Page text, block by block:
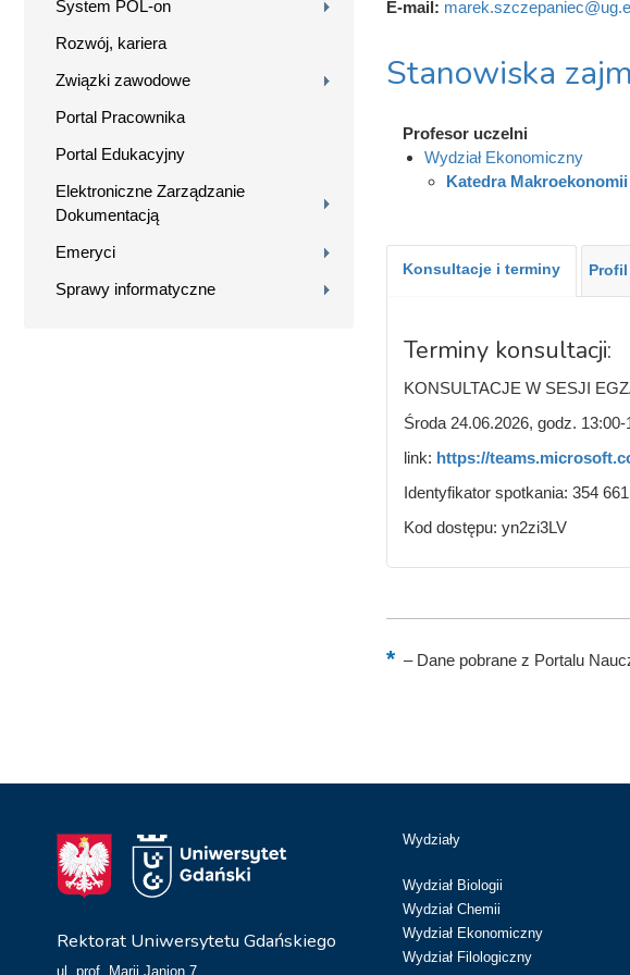
System POL-on
Rozwój, kariera
Związki zawodowe
Portal Pracownika
Portal Edukacyjny
Elektroniczne Zarządzanie
Dokumentacją
Emeryci
Sprawy informatyczne
E-mail:
Stanowiska
Profesor uczelni
Wydział Ekonomiczny
Katedra Makroekonomii
Konsultacje i terminy
Terminy konsultacji:
KONSULTACJE W SESJI
Środa 24.06.2026, godz.
link: https://
Identyfikator spotkania: 354
Kod dostępu: yn2zi3LV
–Dane pobrane z Portalu
Rektorat Uniwersytetu Gdańskiego
ul. prof. Marii Janion 7
Wydziały
Wydział Biologii
Wydział Chemii
Wydział Ekonomiczny
Wydział Filologiczny